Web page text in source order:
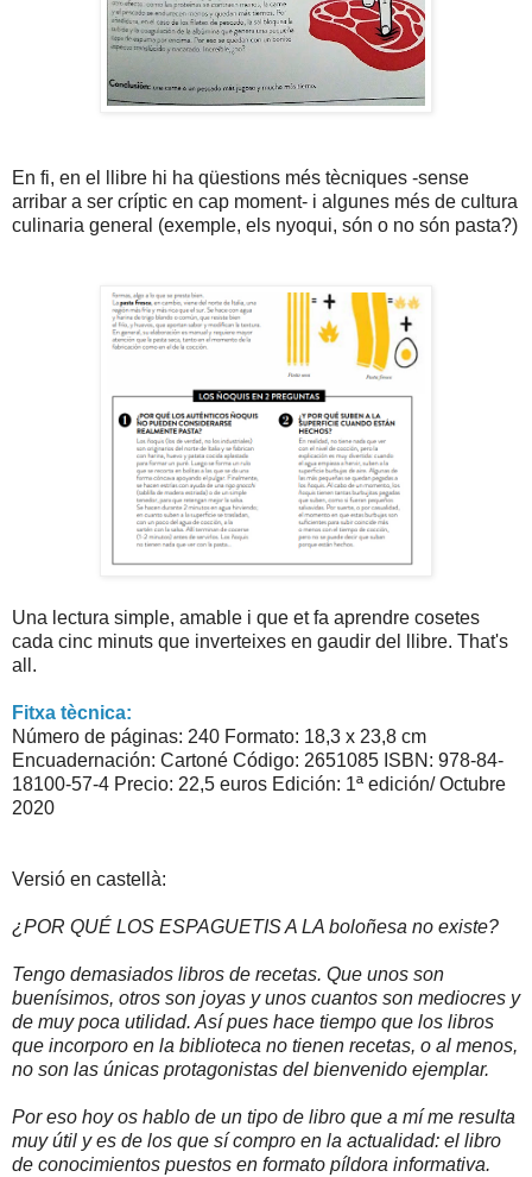
En fi, en el llibre hi ha qüestions més tècniques -sense
arribar a ser críptic en cap moment- i algunes més de cultura
culinaria general (exemple, els nyoqui, són o no són pasta?)
Una lectura simple, amable i que et fa aprendre cosetes
cada cinc minuts que inverteixes en gaudir del llibre. That's
all.
Fitxa tècnica:
Número de páginas: 240 Formato: 18,3 x 23,8 cm
Encuadernación: Cartoné Código: 2651085 ISBN: 978-84-
18100-57-4 Precio: 22,5 euros Edición: 1ª edición/ Octubre
2020
Versió en castellà:
¿POR QUÉ LOS ESPAGUETIS A LA boloñesa no existe?
Tengo demasiados libros de recetas. Que unos son
buenísimos, otros son joyas y unos cuantos son mediocres y
de muy poca utilidad. Así pues hace tiempo que los libros
que incorporo en la biblioteca no tienen recetas, o al menos,
no son las únicas protagonistas del bienvenido ejemplar.
Por eso hoy os hablo de un tipo de libro que a mí me resulta
muy útil y es de los que sí compro en la actualidad: el libro
de conocimientos puestos en formato píldora informativa.